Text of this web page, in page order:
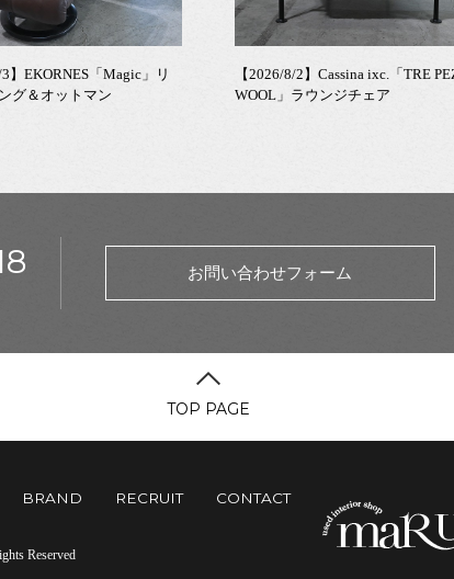
3】EKORNES「Magic」リ
グ＆オットマン
【2026/8/2】Cassina ixc.「TRE
WOOL」ラウンジチェア
お問い合わせフォーム
TOP PAGE
BRAND RECRUIT CONTACT
Reserved